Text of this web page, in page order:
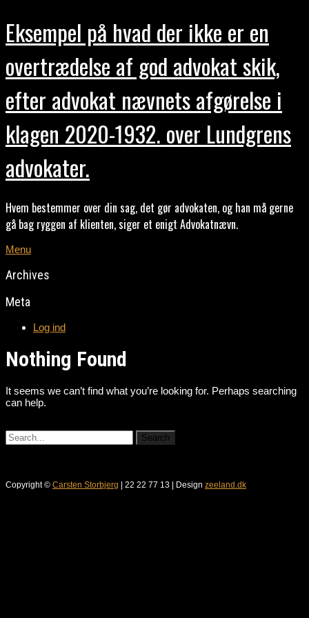
Eksempel på hvad der ikke er en
overtrædelse af god advokat skik,
efter advokat nævnets afgørelse i
klagen 2020-1932. over Lundgrens
advokater.
Hvem bestemmer over din sag, det gør advokaten, og han må gerne
gå bag ryggen af klienten, siger et enigt Advokatnævn.
Menu
Archives
Meta
Log ind
Nothing Found
It seems we can’t find what you’re looking for. Perhaps searching
can help.
Copyright © Carsten Storbjerg | 22 22 77 13 | Design zeeland.dk